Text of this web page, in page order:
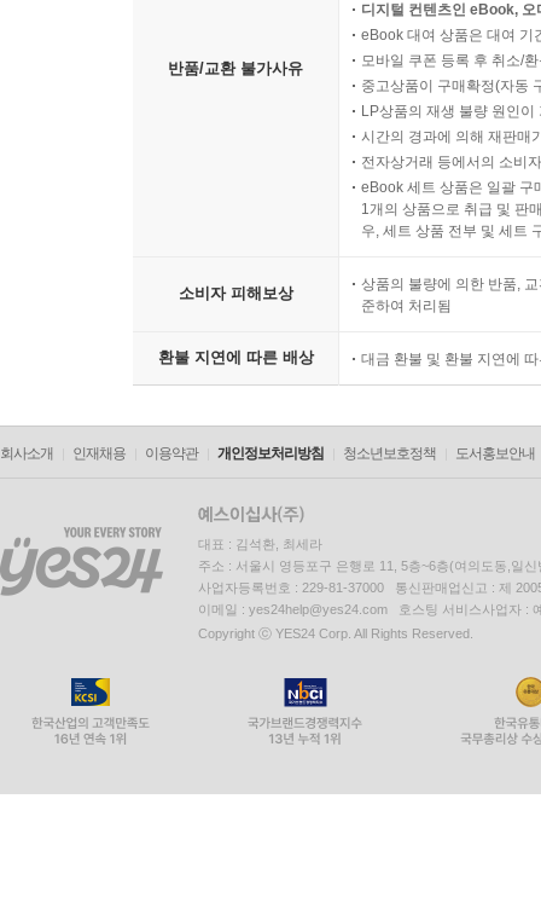
반품/교환 불가사유
디지털 컨텐츠인 eBook,
eBook 대여 상품은 대여 기
모바일 쿠폰 등록 후 취소/
중고상품이 구매확정(자동
LP상품의 재생 불량 원인
시간의 경과에 의해 재판매
전자상거래 등에서의 소비
eBook 세트 상품은 일괄 구
1개의 상품으로 취급 및 판
우, 세트 상품 전부 및 세트
소비자 피해보상
상품의 불량에 의한 반품,
준하여 처리됨
환불 지연에 따른 배상 대금 환불 및 환불 지연에
회사소개 인재채용 이용약관 개인정보처리방침 청소년보호정책 도서홍보안내
대표 : 김석환, 최세라
주소 : 서울시 영등포구 은행로 11, 5층~6층(여의도동,일신
사업자등록번호 : 229-81-37000 통신판매업신고 : 제
이메일 : yes24help@yes24.com 호스팅 서비스사업자 :
Copyright ⓒ YES24 Corp. All Rights Reserved.